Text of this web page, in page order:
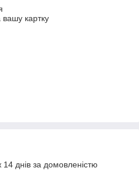
вашу картку
днів за домовленістю